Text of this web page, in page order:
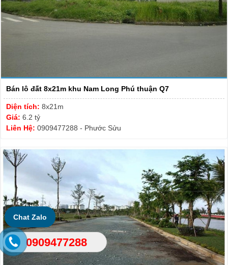
Bán lô đất 8x21m khu Nam Long Phú thuận Q7
Diện tích: 8x21m
Giá: 6.2 tỷ
Liên Hệ: 0909477288 - Phước Sửu
Chat Zalo
0909477288